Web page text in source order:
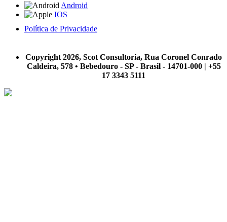
Android
IOS
Política de Privacidade
Copyright 2026, Scot Consultoria, Rua Coronel Conrado
Caldeira, 578 • Bebedouro - SP - Brasil - 14701-000 | +55
17 3343 5111